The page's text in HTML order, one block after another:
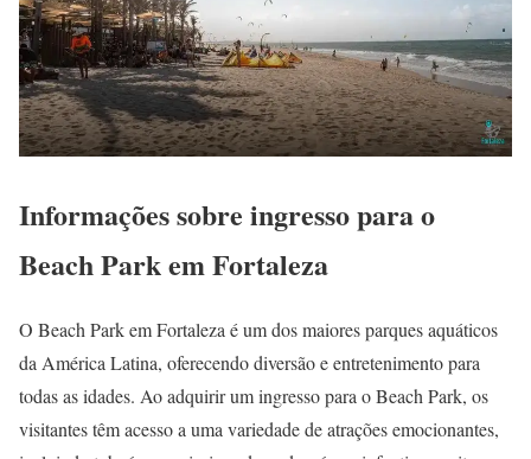
Informações sobre ingresso para o
Beach Park em Fortaleza
O Beach Park em Fortaleza é um dos maiores parques aquáticos
da América Latina, oferecendo diversão e entretenimento para
todas as idades. Ao adquirir um ingresso para o Beach Park, os
visitantes têm acesso a uma variedade de atrações emocionantes,